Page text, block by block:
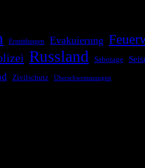
Ermittlungen Evakuierung
Russland Sabotage
Zivilschutz Überschwemmungen